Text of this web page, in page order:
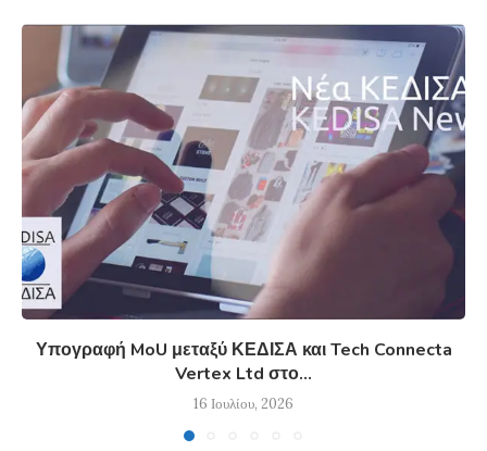
Υπογραφή MoU μεταξύ ΚΕΔΙΣΑ και Tech Connecta
Vertex Ltd στο...
16 Ιουλίου, 2026